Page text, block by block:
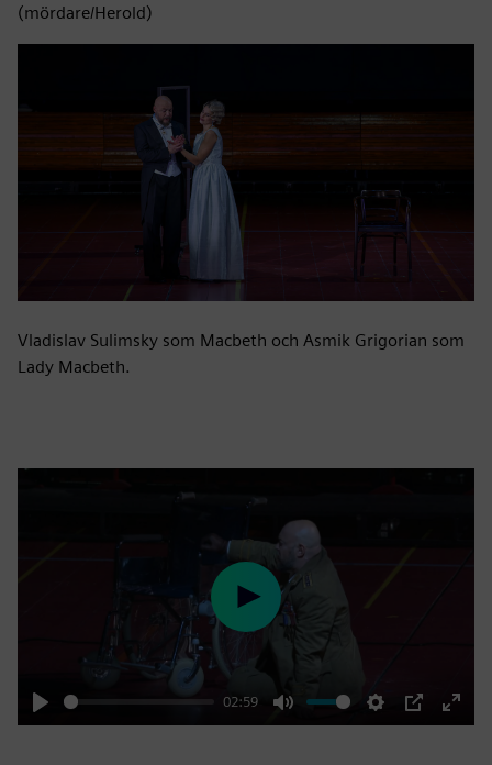
(mördare/Herold)
Vladislav Sulimsky som Macbeth och Asmik Grigorian som
Lady Macbeth.
Play
02:59
Mute Settings
PIP
Enter
Play